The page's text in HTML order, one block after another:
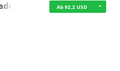
Ab 92,2 USD